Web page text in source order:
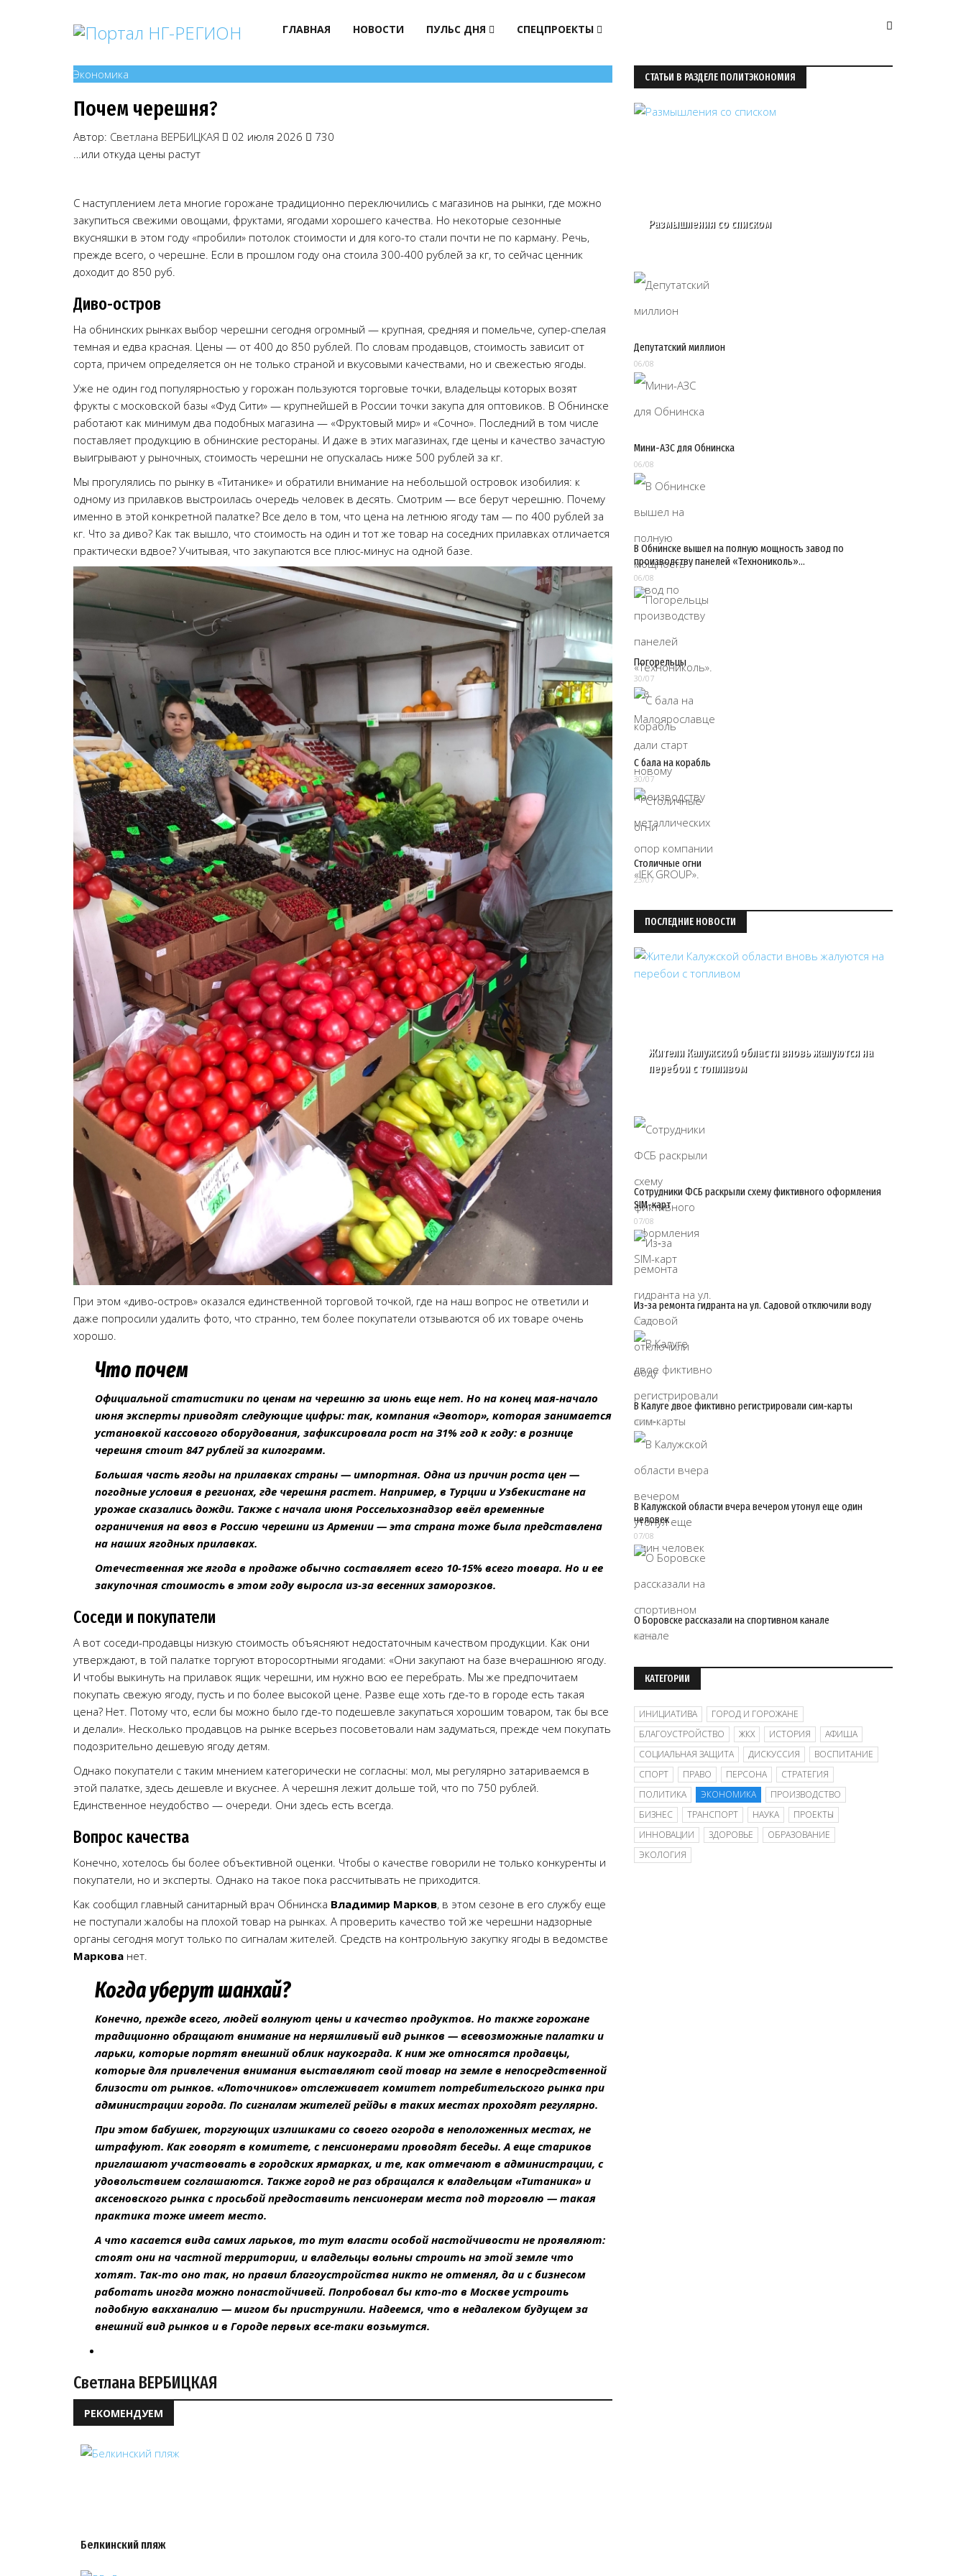
ГЛАВНАЯ НОВОСТИ ПУЛЬС ДНЯ СПЕЦПРОЕКТЫ
Экономика
Почем черешня?
Автор: Светлана ВЕРБИЦКАЯ 02 июля 2026
730
…или откуда цены растут
С наступлением лета многие горожане традиционно переключились с магазинов на рынки, где можно
закупиться свежими овощами, фруктами, ягодами хорошего качества. Но некоторые сезонные
вкусняшки в этом году «пробили» потолок стоимости и для кого-то стали почти не по карману. Речь,
прежде всего, о черешне. Если в прошлом году она стоила 300-400 рублей за кг, то сейчас ценник
доходит до 850 руб.
Диво-остров
На обнинских рынках выбор черешни сегодня огромный — крупная, средняя и помельче, супер-спелая
темная и едва красная. Цены — от 400 до 850 рублей. По словам продавцов, стоимость зависит от
сорта, причем определяется он не только страной и вкусовыми качествами, но и свежестью ягоды.
Уже не один год популярностью у горожан пользуются торговые точки, владельцы которых возят
фрукты с московской базы «Фуд Сити» — крупнейшей в России точки закупа для оптовиков. В Обнинске
работают как минимум два подобных магазина — «Фруктовый мир» и «Сочно». Последний в том числе
поставляет продукцию в обнинские рестораны. И даже в этих магазинах, где цены и качество зачастую
выигрывают у рыночных, стоимость черешни не опускалась ниже 500 рублей за кг.
Мы прогулялись по рынку в «Титанике» и обратили внимание на небольшой островок изобилия: к
одному из прилавков выстроилась очередь человек в десять. Смотрим — все берут черешню. Почему
именно в этой конкретной палатке? Все дело в том, что цена на летнюю ягоду там — по 400 рублей за
кг. Что за диво? Как так вышло, что стоимость на один и тот же товар на соседних прилавках отличается
практически вдвое? Учитывая, что закупаются все плюс-минус на одной базе.
При этом «диво-остров» оказался единственной торговой точкой, где на наш вопрос не ответили и
даже попросили удалить фото, что странно, тем более покупатели отзываются об их товаре очень
хорошо.
Что почем
Официальной статистики по ценам на черешню за июнь еще нет. Но на конец мая-начало
июня эксперты приводят следующие цифры: так, компания «Эвотор», которая занимается
установкой кассового оборудования, зафиксировала рост на 31% год к году: в рознице
черешня стоит 847 рублей за килограмм.
Большая часть ягоды на прилавках страны — импортная. Одна из причин роста цен —
погодные условия в регионах, где черешня растет. Например, в Турции и Узбекистане на
урожае сказались дожди. Также с начала июня Россельхознадзор ввёл временные
ограничения на ввоз в Россию черешни из Армении — эта страна тоже была представлена
на наших ягодных прилавках.
Отечественная же ягода в продаже обычно составляет всего 10-15% всего товара. Но и ее
закупочная стоимость в этом году выросла из-за весенних заморозков.
Соседи и покупатели
А вот соседи-продавцы низкую стоимость объясняют недостаточным качеством продукции. Как они
утверждают, в той палатке торгуют второсортными ягодами: «Они закупают на базе вчерашнюю ягоду.
И чтобы выкинуть на прилавок ящик черешни, им нужно всю ее перебрать. Мы же предпочитаем
покупать свежую ягоду, пусть и по более высокой цене. Разве еще хоть где-то в городе есть такая
цена? Нет. Потому что, если бы можно было где-то подешевле закупаться хорошим товаром, так бы все
и делали». Несколько продавцов на рынке всерьез посоветовали нам задуматься, прежде чем покупать
подозрительно дешевую ягоду детям.
Однако покупатели с таким мнением категорически не согласны: мол, мы регулярно затариваемся в
этой палатке, здесь дешевле и вкуснее. А черешня лежит дольше той, что по 750 рублей.
Единственное неудобство — очереди. Они здесь есть всегда.
Вопрос качества
Конечно, хотелось бы более объективной оценки. Чтобы о качестве говорили не только конкуренты и
покупатели, но и эксперты. Однако на такое пока рассчитывать не приходится.
Как сообщил главный санитарный врач Обнинска Владимир Марков, в этом сезоне в его службу еще
не поступали жалобы на плохой товар на рынках. А проверить качество той же черешни надзорные
органы сегодня могут только по сигналам жителей. Средств на контрольную закупку ягоды в ведомстве
Маркова нет.
Когда уберут шанхай?
Конечно, прежде всего, людей волнуют цены и качество продуктов. Но также горожане
традиционно обращают внимание на неряшливый вид рынков — всевозможные палатки и
ларьки, которые портят внешний облик наукограда. К ним же относятся продавцы,
которые для привлечения внимания выставляют свой товар на земле в непосредственной
близости от рынков. «Лоточников» отслеживает комитет потребительского рынка при
администрации города. По сигналам жителей рейды в таких местах проходят регулярно.
При этом бабушек, торгующих излишками со своего огорода в неположенных местах, не
штрафуют. Как говорят в комитете, с пенсионерами проводят беседы. А еще стариков
приглашают участвовать в городских ярмарках, и те, как отмечают в администрации, с
удовольствием соглашаются. Также город не раз обращался к владельцам «Титаника» и
аксеновского рынка с просьбой предоставить пенсионерам места под торговлю — такая
практика тоже имеет место.
А что касается вида самих ларьков, то тут власти особой настойчивости не проявляют:
стоят они на частной территории, и владельцы вольны строить на этой земле что
хотят. Так-то оно так, но правил благоустройства никто не отменял, да и с бизнесом
работать иногда можно понастойчивей. Попробовал бы кто-то в Москве устроить
подобную вакханалию — мигом бы приструнили. Надеемся, что в недалеком будущем за
внешний вид рынков и в Городе первых все-таки возьмутся.
Светлана ВЕРБИЦКАЯ
РЕКОМЕНДУЕМ
Белкинский пляж
СТАТЬИ В РАЗДЕЛЕ ПОЛИТЭКОНОМИЯ
Размышления со списком
Депутатский миллион
06/08
Мини-АЗС для Обнинска
06/08
В Обнинске вышел на полную мощность завод по
производству панелей «Технониколь»…
06/08
Погорельцы
30/07
С бала на корабль
30/07
Столичные огни
23/07
ПОСЛЕДНИЕ НОВОСТИ
Жители Калужской области вновь жалуются на
перебои с топливом
Сотрудники ФСБ раскрыли схему фиктивного оформления
SIM-карт
07/08
Из‑за ремонта гидранта на ул. Садовой отключили воду
07/08
В Калуге двое фиктивно регистрировали сим‑карты
07/08
В Калужской области вчера вечером утонул еще один
человек
07/08
О Боровске рассказали на спортивном канале
06/08
КАТЕГОРИИ
ИНИЦИАТИВА
ГОРОД И ГОРОЖАНЕ
БЛАГОУСТРОЙСТВО
ЖКХ ИСТОРИЯ
АФИША
СОЦИАЛЬНАЯ ЗАЩИТА
ДИСКУССИЯ
ВОСПИТАНИЕ
СПОРТ
ПРАВО ПЕРСОНА
СТРАТЕГИЯ
ПОЛИТИКА
ЭКОНОМИКА
ПРОИЗВОДСТВО
БИЗНЕС
ТРАНСПОРТ НАУКА
ПРОЕКТЫ
ИННОВАЦИИ
ЗДОРОВЬЕ
ОБРАЗОВАНИЕ
ЭКОЛОГИЯ